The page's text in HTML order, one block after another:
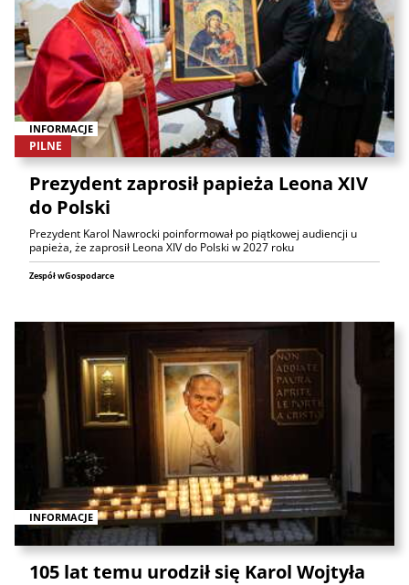
INFORMACJE
PILNE
Prezydent zaprosił papieża Leona XIV
do Polski
Prezydent Karol Nawrocki poinformował po piątkowej audiencji u
papieża, że zaprosił Leona XIV do Polski w 2027 roku
Zespół wGospodarce
INFORMACJE
105 lat temu urodził się Karol Wojtyła